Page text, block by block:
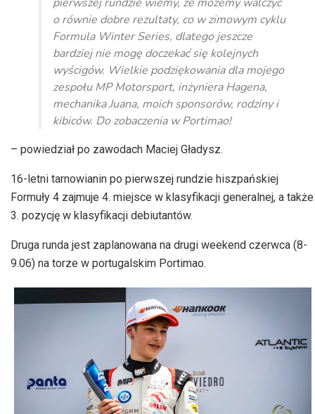
o równie dobre rezultaty, co w zimowym cyklu
Formula Winter Series, dlatego jeszcze
bardziej nie mogę doczekać się kolejnych
wyścigów. Wielkie podziękowania dla mojego
zespołu MP Motorsport, inżyniera Hagena,
mechanika Juana, moich sponsorów, rodziny i
kibiców. Do zobaczenia w Portimao!
– powiedział po zawodach Maciej Gładysz.
16-letni tarnowianin po pierwszej rundzie hiszpańskiej
Formuły 4 zajmuje 4. miejsce w klasyfikacji generalnej, a także
3. pozycję w klasyfikacji debiutantów.
Druga runda jest zaplanowana na drugi weekend czerwca (8-
9.06) na torze w portugalskim Portimao.